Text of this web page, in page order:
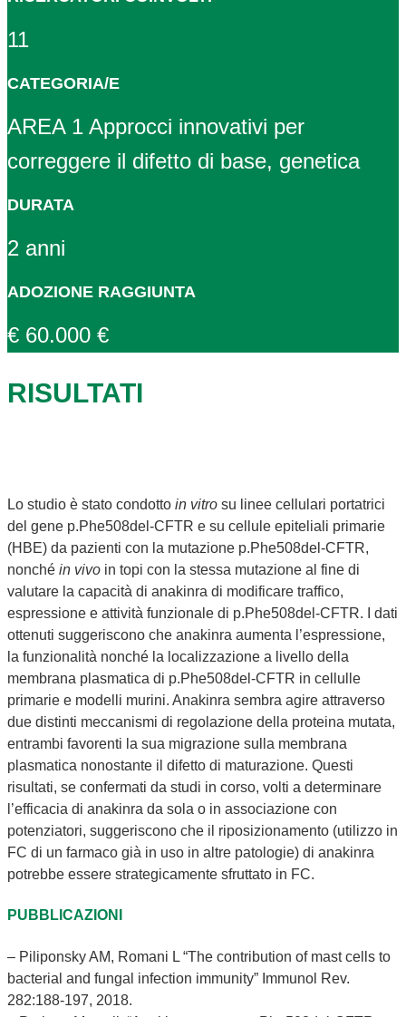
11
CATEGORIA/E
AREA 1 Approcci innovativi per
correggere il difetto di base, genetica
DURATA
2 anni
ADOZIONE RAGGIUNTA
€ 60.000 €
RISULTATI
Lo studio è stato condotto in vitro su linee cellulari portatrici
del gene p.Phe508del-CFTR e su cellule epiteliali primarie
(HBE) da pazienti con la mutazione p.Phe508del-CFTR,
nonché in vivo in topi con la stessa mutazione al fine di
valutare la capacità di anakinra di modificare traffico,
espressione e attività funzionale di p.Phe508del-CFTR. I dati
ottenuti suggeriscono che anakinra aumenta l’espressione,
la funzionalità nonché la localizzazione a livello della
membrana plasmatica di p.Phe508del-CFTR in cellulle
primarie e modelli murini. Anakinra sembra agire attraverso
due distinti meccanismi di regolazione della proteina mutata,
entrambi favorenti la sua migrazione sulla membrana
plasmatica nonostante il difetto di maturazione. Questi
risultati, se confermati da studi in corso, volti a determinare
l’efficacia di anakinra da sola o in associazione con
potenziatori, suggeriscono che il riposizionamento (utilizzo in
FC di un farmaco già in uso in altre patologie) di anakinra
potrebbe essere strategicamente sfruttato in FC.
PUBBLICAZIONI
– Piliponsky AM, Romani L “The contribution of mast cells to
bacterial and fungal infection immunity” Immunol Rev.
282:188-197, 2018.